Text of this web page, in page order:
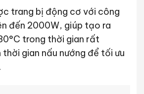
trang bị động cơ với công
đến 2000W, giúp tạo ra
trong thời gian rất
gian nấu nướng để tối ưu